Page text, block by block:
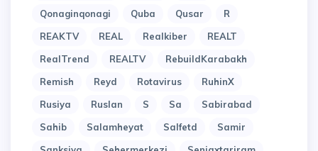
Qonaginqonagi
Quba Qusar
R
REAKTV
REAL Realkiber
REALT
RealTrend
REALTV
RebuildKarabakh
Remish
Reyd Rotavirus
RuhinX
Rusiya
Ruslan S Sa
Sabirabad
Sahib
Salamheyat Salfetd
Samir